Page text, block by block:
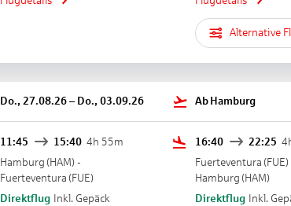
Alternative
Do., 27.08.26 – Do., 03.09.26 Ab Hamburg
11:45 15:40 4h 55m
Hamburg (HAM) -
Fuerteventura (FUE)
Direktflug Inkl. Gepäck
16:40 22:25
Fuerteventura (FUE)
Hamburg (HAM)
Direktflug Inkl.